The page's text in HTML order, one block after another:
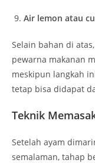
Air lemon atau
Selain bahan di
pewarna makanan
meskipun langkah
tetap bisa didapat
Teknik
Setelah ayam
semalaman, tahap